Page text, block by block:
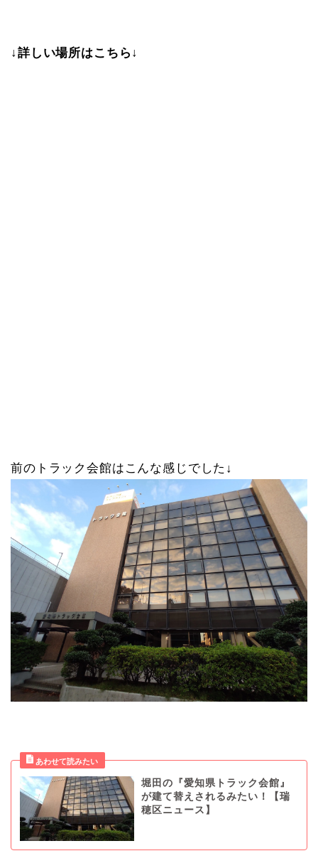
↓詳しい場所はこちら↓
前のトラック会館はこんな感じでした↓
堀田の『愛知県トラック会館』
が建て替えされるみたい！【瑞
穂区ニュース】